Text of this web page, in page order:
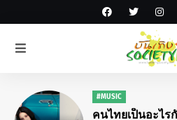
#MUSIC
คนไทยเป็นอะไรกั